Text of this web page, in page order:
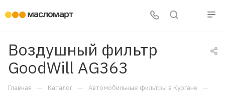
Воздушный фильтр
GoodWill AG363
Главная — Каталог — Автомобильные фильтры в Кургане —